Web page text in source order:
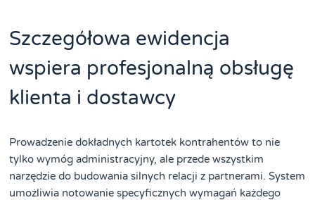
Szczegółowa ewidencja
wspiera profesjonalną obsługę
klienta i dostawcy
Prowadzenie dokładnych kartotek kontrahentów to nie
tylko wymóg administracyjny, ale przede wszystkim
narzędzie do budowania silnych relacji z partnerami. System
umożliwia notowanie specyficznych wymagań każdego